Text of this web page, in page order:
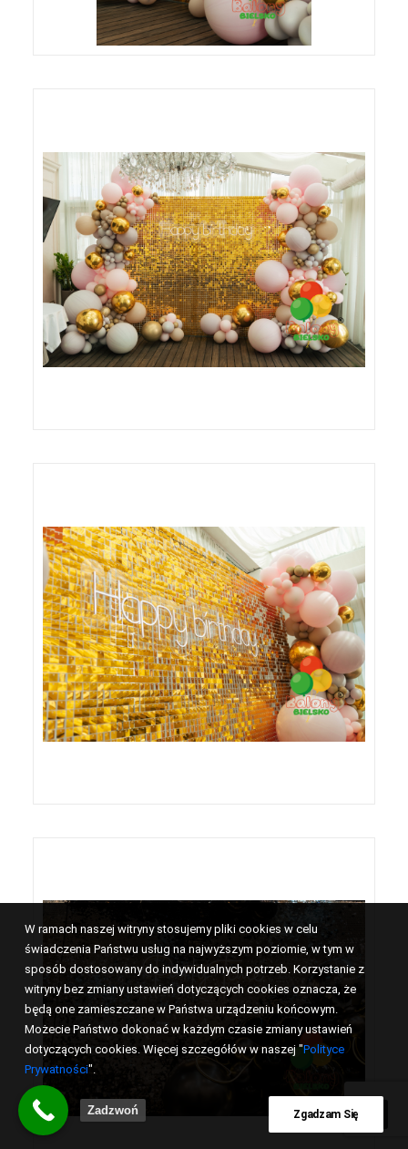
W ramach naszej witryny stosujemy pliki cookies w celu
świadczenia Państwu usług na najwyższym poziomie, w tym w
sposób dostosowany do indywidualnych potrzeb. Korzystanie z
witryny bez zmiany ustawień dotyczących cookies oznacza, że
będą one zamieszczane w Państwa urządzeniu końcowym.
Możecie Państwo dokonać w każdym czasie zmiany ustawień
dotyczących cookies. Więcej szczegółów w naszej "Polityce
Prywatności".
Zgadzam Się
Zadzwoń